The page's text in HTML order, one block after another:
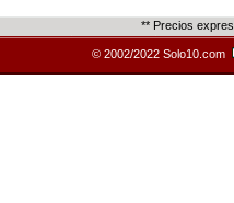
** Precios
© 2002/2022 Solo10.com